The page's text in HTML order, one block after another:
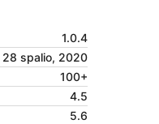
1.0.4
28 spalio, 2020
100+
4.5
5.6